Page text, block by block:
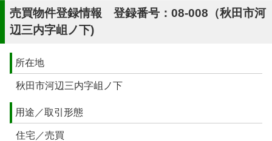
売買物件登録情報 登録番号：08-008（秋田市河
辺三内字岨ノ下)
所在地
秋田市河辺三内字岨ノ下
用途／取引形態
住宅／売買